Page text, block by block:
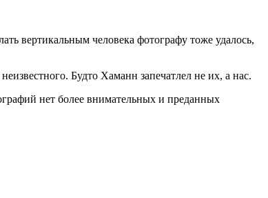
вертикальным человека фотографу тоже удалось,
Будто Хаманн запечатлел не их, а нас.
нет более внимательных и преданных